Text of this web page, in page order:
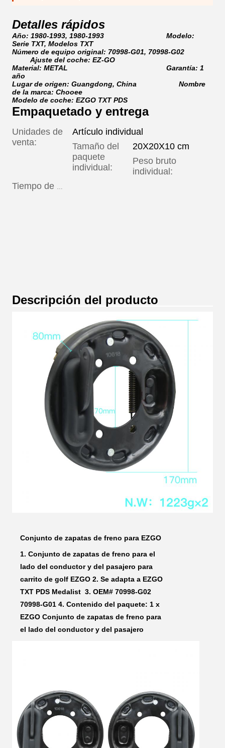
Detalles rápidos
Año: 1980-1993, 1980-1993 Modelo:
Serie TXT, Modelos TXT
Número de equipo original: 70998-G01, 70998-G02
Ajuste del coche: EZ-GO
Material: METAL Garantía: 1
año
Lugar de origen: Guangdong, China Nombre
de la marca: Chooee
Modelo de coche: EZGO TXT PDS
Empaquetado y entrega
Unidades de
venta:
Artículo individual
Tamaño del
paquete
individual:
20X20X10 cm
Peso bruto
individual:
Tiempo de entrega:
Descripción del producto
Conjunto de zapatas de freno para EZGO
1. Conjunto de zapatas de freno para el
lado del conductor y del pasajero para
carrito de golf EZGO
TXT PDS Medalist 3. OEM# 70998-G02
70998-G01 4. Contenido del paquete: 1 x
EZGO Conjunto de zapatas de freno para
el lado del conductor y del pasajero